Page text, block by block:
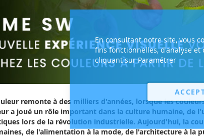
En consultant notre site, vous
fins fonctionnelles, d'analyse
cliquant sur Paramétrer
remonte à des milliers d'années, lorsque les
a joué un rôle important dans la culture humaine, de
lors de la révolution industrielle. Aujourd'hui, la
de l'alimentation à la mode, de l'architecture à la